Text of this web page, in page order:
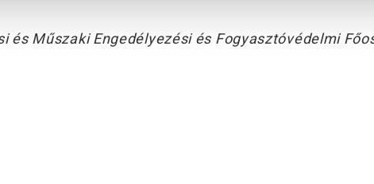
és Műszaki Engedélyezési és Fogyasztóvédelmi